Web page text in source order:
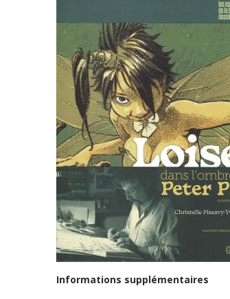
Informations supplémentaires